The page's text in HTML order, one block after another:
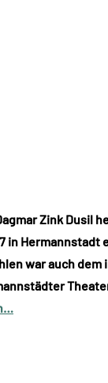
Zink Dusil
in
war auch dem